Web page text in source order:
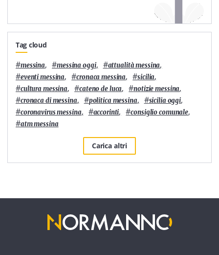
Tag cloud
#messina, #messina oggi, #attualità messina,
#eventi messina, #cronaca messina, #sicilia,
#cultura messina, #cateno de luca, #notizie messina,
#cronaca di messina, #politica messina, #sicilia oggi,
#coronavirus messina, #accorinti, #consiglio comunale,
#atm messina
Carica altri